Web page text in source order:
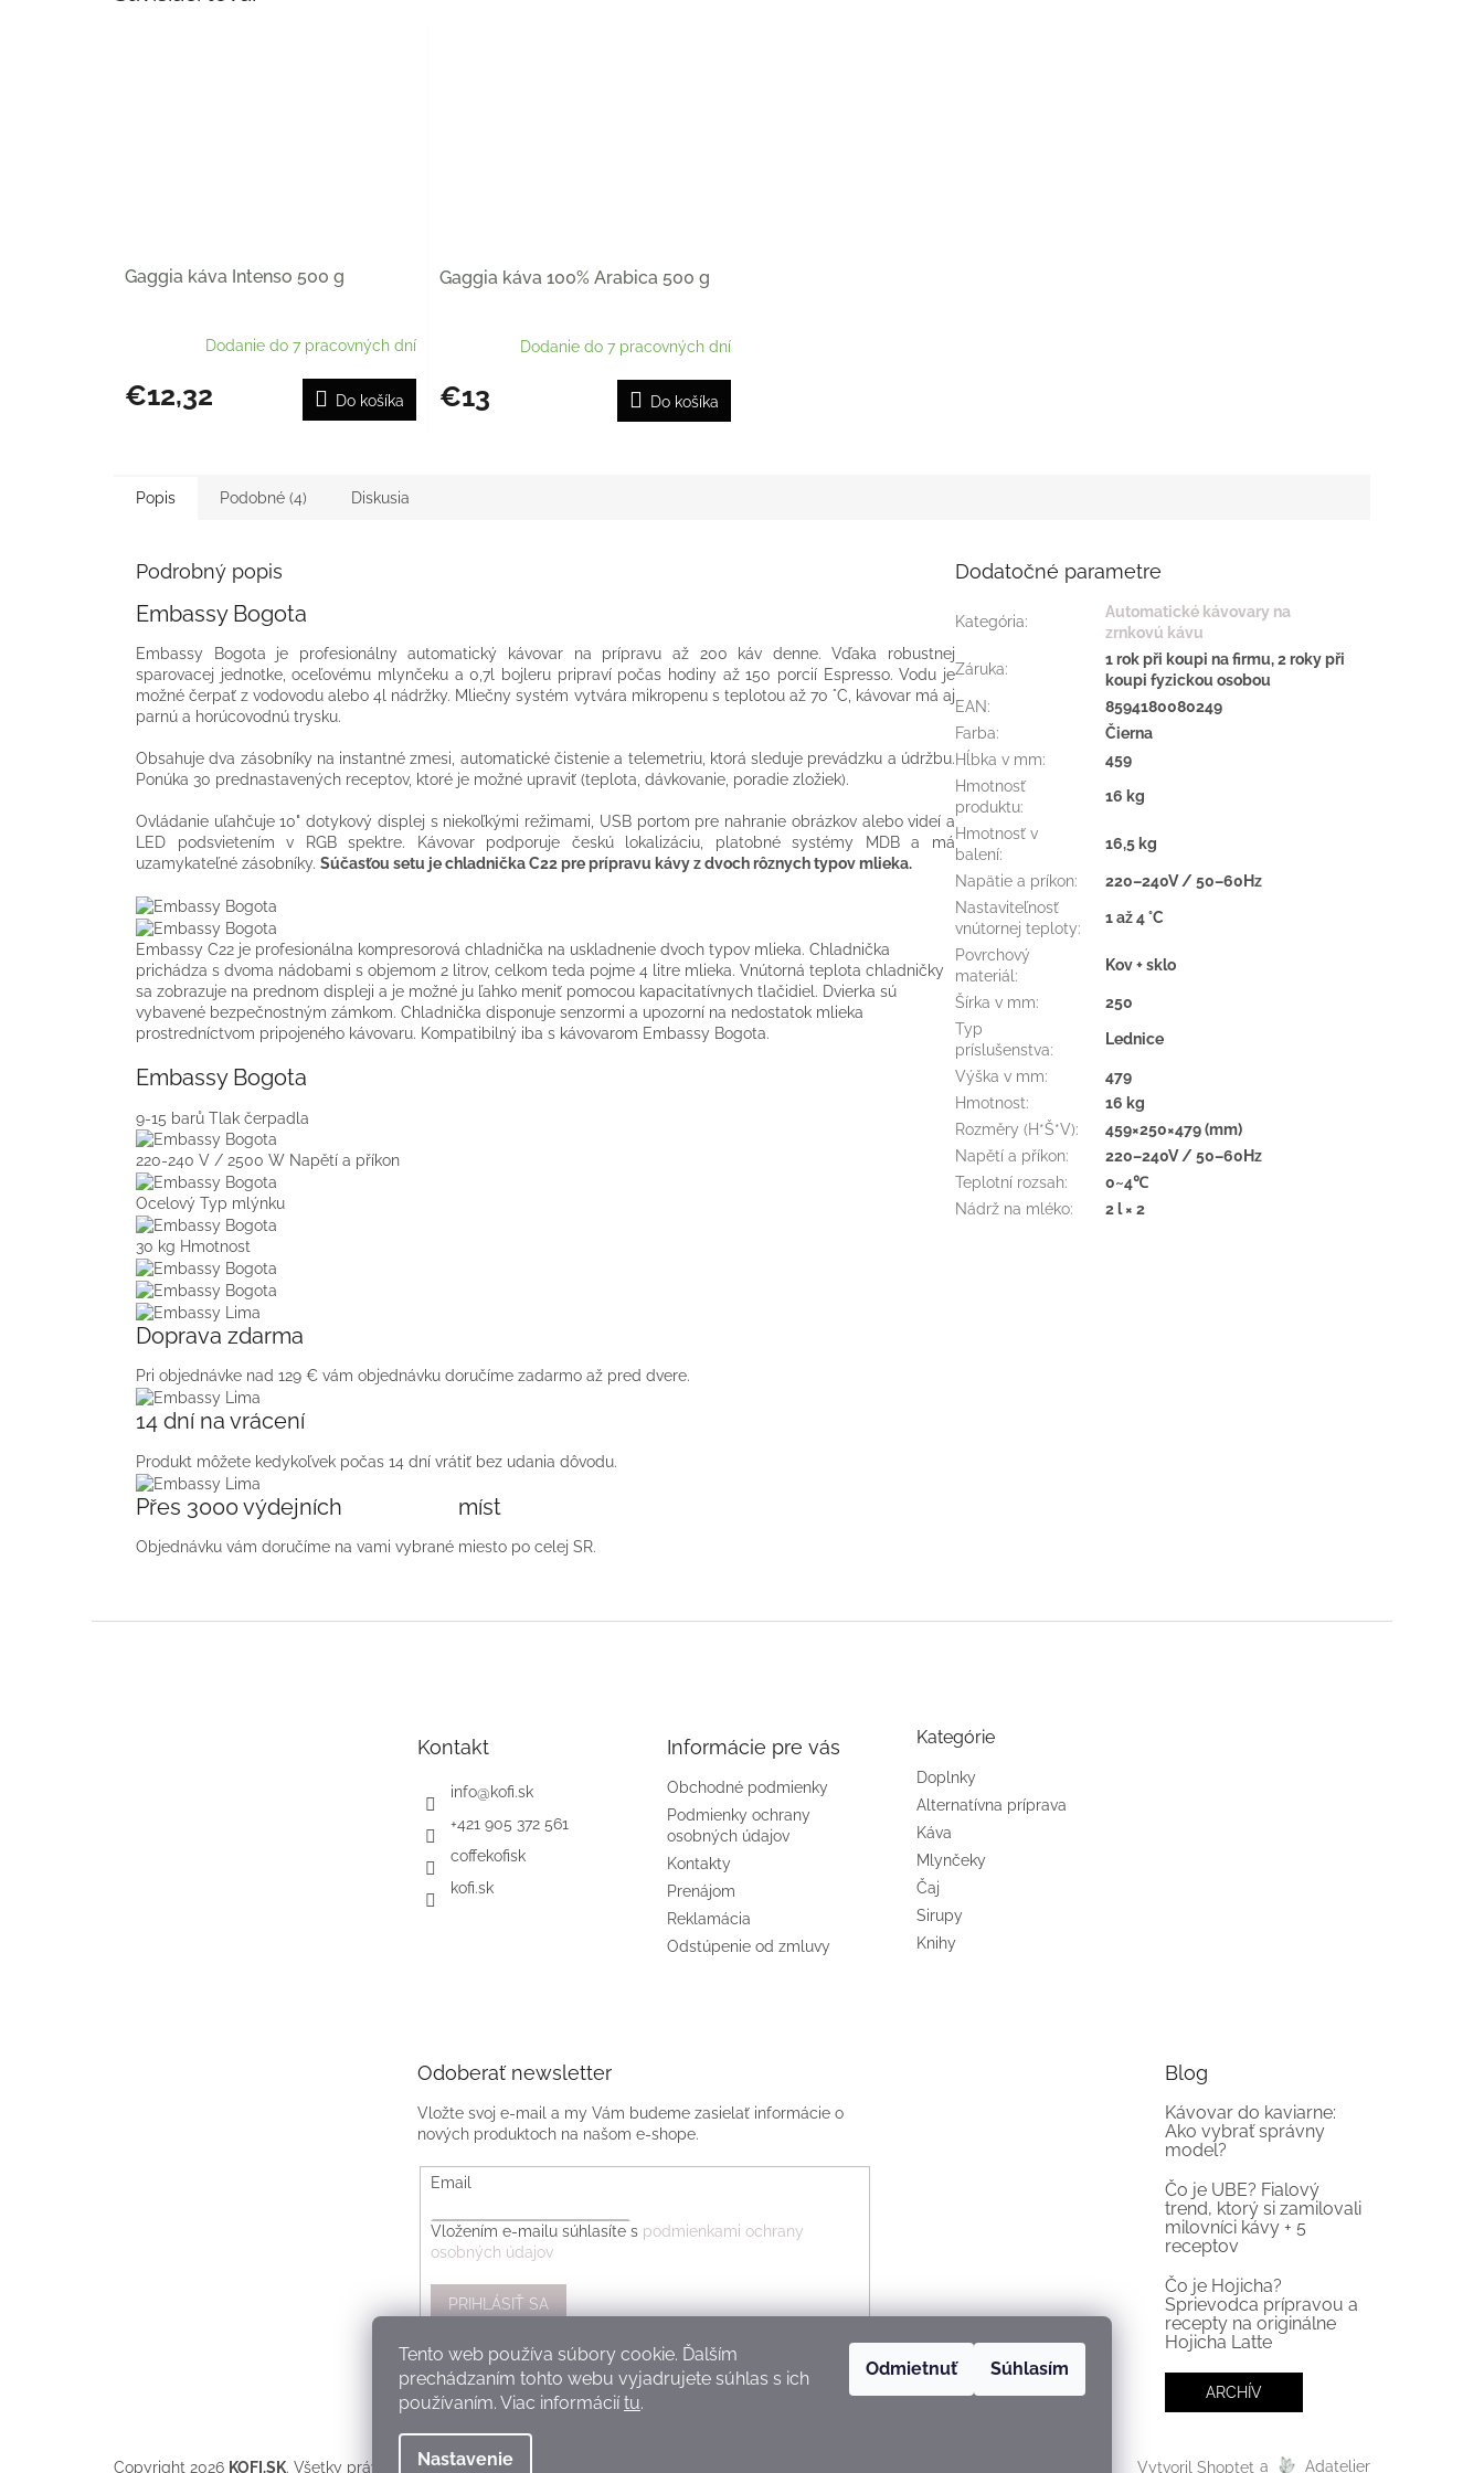
Tento web používa súbory cookie. Ďalším
prechádzaním tohto webu vyjadrujete súhlas s ich
používaním. Viac informácií tu.
Nastavenie
Odmietnuť Súhlasím
Gaggia káva Intenso 500 g
Dodanie do 7 pracovných dní
€12,32 Do košíka
Gaggia káva 100% Arabica 500 g
Dodanie do 7 pracovných dní
€13 Do košíka
Popis Podobné (4) Diskusia
Podrobný popis
Embassy Bogota
Embassy Bogota je profesionálny automatický kávovar na prípravu až 200 káv denne. Vďaka robustnej
sparovacej jednotke, oceľovému mlynčeku a 0,7l bojleru pripraví počas hodiny až 150 porcií Espresso. Vodu je
možné čerpať z vodovodu alebo 4l nádržky. Mliečny systém vytvára mikropenu s teplotou až 70 °C, kávovar má aj
parnú a horúcovodnú trysku.
Obsahuje dva zásobníky na instantné zmesi, automatické čistenie a telemetriu, ktorá sleduje prevádzku a údržbu.
Ponúka 30 prednastavených receptov, ktoré je možné upraviť (teplota, dávkovanie, poradie zložiek).
Ovládanie uľahčuje 10" dotykový displej s niekoľkými režimami, USB portom pre nahranie obrázkov alebo videí a
LED podsvietením v RGB spektre. Kávovar podporuje českú lokalizáciu, platobné systémy MDB a má
uzamykateľné zásobníky. Súčasťou setu je chladnička C22 pre prípravu kávy z dvoch rôznych typov mlieka.
Embassy C22 je profesionálna kompresorová chladnička na uskladnenie dvoch typov mlieka. Chladnička
prichádza s dvoma nádobami s objemom 2 litrov, celkom teda pojme 4 litre mlieka. Vnútorná teplota chladničky
sa zobrazuje na prednom displeji a je možné ju ľahko meniť pomocou kapacitatívnych tlačidiel. Dvierka sú
vybavené bezpečnostným zámkom. Chladnička disponuje senzormi a upozorní na nedostatok mlieka
prostredníctvom pripojeného kávovaru. Kompatibilný iba s kávovarom Embassy Bogota.
Embassy Bogota
9-15 barů Tlak čerpadla
220-240 V / 2500 W Napětí a příkon
Ocelový Typ mlýnku
30 kg Hmotnost
Doprava zdarma
Pri objednávke nad 129 € vám objednávku doručíme zadarmo až pred dvere.
14 dní na vrácení
Produkt môžete kedykoľvek počas 14 dní vrátiť bez udania dôvodu.
Přes 3000 výdejních míst
Objednávku vám doručíme na vami vybrané miesto po celej SR.
Dodatočné parametre
Kategória:
Automatické kávovary na
zrnkovú kávu
Záruka:
1 rok při koupi na firmu, 2 roky při
koupi fyzickou osobou
EAN:
8594180080249
Farba:
Čierna
Hĺbka v mm:
459
Hmotnosť
produktu:
16 kg
Hmotnosť v
balení:
16,5 kg
Napätie a príkon:
220–240V / 50–60Hz
Nastaviteľnosť
vnútornej teploty:
1 až 4 °C
Povrchový
materiál:
Kov + sklo
Šírka v mm:
250
Typ
príslušenstva:
Lednice
Výška v mm:
479
Hmotnost:
16 kg
Rozměry (H*Š*V):
459×250×479 (mm)
Napětí a příkon:
220–240V / 50–60Hz
Teplotní rozsah:
0~4℃
Nádrž na mléko: 2 l × 2
Kontakt
info@kofi.sk
+421 905 372 561
coffekofisk
kofi.sk
Informácie pre vás
Obchodné podmienky
Podmienky ochrany
osobných údajov
Kontakty
Prenájom
Reklamácia
Odstúpenie od zmluvy
Kategórie
Doplnky
Alternatívna príprava
Káva
Mlynčeky
Čaj
Sirupy
Knihy
Odoberať newsletter
Vložte svoj e-mail a my Vám budeme zasielať informácie o
nových produktoch na našom e-shope.
Email
Vložením e-mailu súhlasíte s podmienkami ochrany
osobných údajov
PRIHLÁSIŤ SA
Blog
Kávovar do kaviarne:
Ako vybrať správny
model?
Čo je UBE? Fialový
trend, ktorý si zamilovali
milovníci kávy + 5
receptov
Čo je Hojicha?
Sprievodca prípravou a
recepty na originálne
Hojicha Latte
ARCHÍV
Vytvoril Shoptet a Adatelier
Copyright 2026 KOFI.SK. Všetky práva vyhradené.